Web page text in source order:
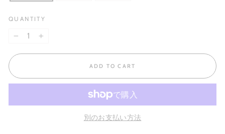
QUANTITY
ADD TO CART
別のお支払い方法